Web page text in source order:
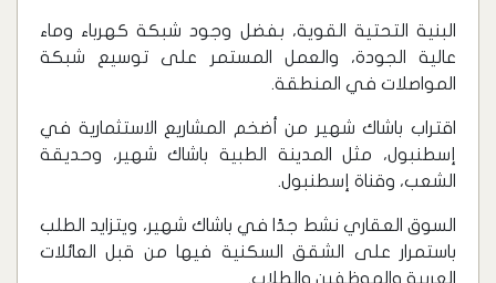
البنية التحتية القوية، بفضل وجود شبكة كهرباء وماء
عالية الجودة، والعمل المستمر على توسيع شبكة
المواصلات في المنطقة.
اقتراب باشاك شهير من أضخم المشاريع الاستثمارية في
إسطنبول، مثل المدينة الطبية باشاك شهير، وحديقة
الشعب، وقناة إسطنبول.
السوق العقاري نشط جدًا في باشاك شهير، ويتزايد الطلب
باستمرار على الشقق السكنية فيها من قبل العائلات
العربية والموظفين والطلاب.